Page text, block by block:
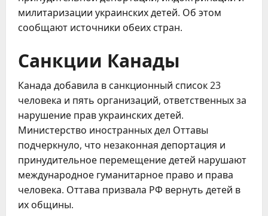
милитаризации украинских детей. Об этом
сообщают источники обеих стран.
Санкции Канады
Канада добавила в санкционный список 23
человека и пять организаций, ответственных за
нарушение прав украинских детей.
Министерство иностранных дел Оттавы
подчеркнуло, что незаконная депортация и
принудительное перемещение детей нарушают
международное гуманитарное право и права
человека. Оттава призвала РФ вернуть детей в
их общины.